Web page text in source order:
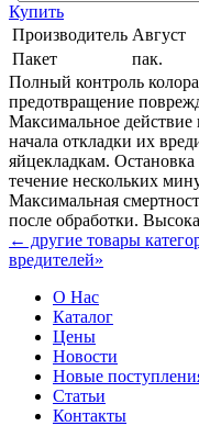
Купить
Производитель Август
Пакет
пак.
Полный контроль
предотвращение
Максимальное действие
начала откладки их
яйцекладкам.
течение нескольких
Максимальная
после обработки.
← другие товары
вредителей»
О Нас
Каталог
Цены
Новости
Новые
Статьи
Контакты